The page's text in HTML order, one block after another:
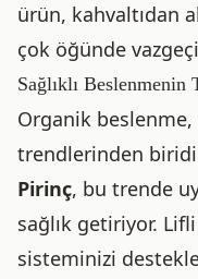
ürün, kahvaltıdan
çok öğünde
Sağlıklı Beslenmenin
Organik
trendlerinden
Pirinç, bu trende
sağlık getiriyor.
sisteminizi